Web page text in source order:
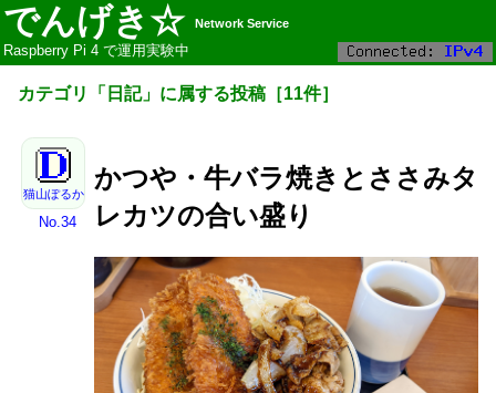
でんげき☆Network Service
Raspberry Pi 4 で運用実験中
カテゴリ「 日記」に属する投稿 ［11件］
猫山ぽるか
No.34
かつや・牛バラ焼きとささみタ
レカツの合い盛り